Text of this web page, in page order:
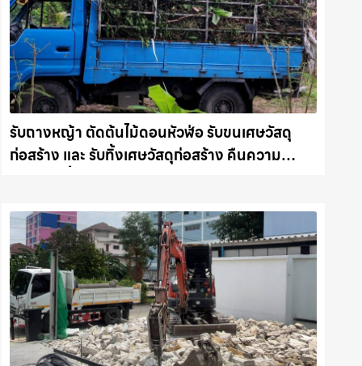
รับถางหญ้า ตัดต้นไม้ดอนหัวฬ่อ รับขนเศษวัสดุ
ก่อสร้าง และ รับทิ้งเศษวัสดุก่อสร้าง คืนความ